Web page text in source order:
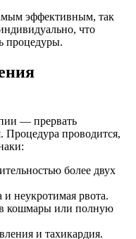
эффективным, так
что
процедуры.
— прервать
Процедура проводится,
более двух
неукротимая рвота.
кошмары или полную
и тахикардия.